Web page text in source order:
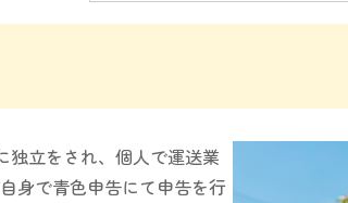
立をされ、個人で運送業
身で青色申告にて申告を行